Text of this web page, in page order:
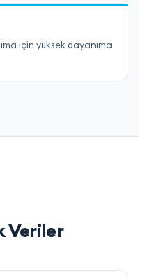
için yüksek dayanıma
Veriler